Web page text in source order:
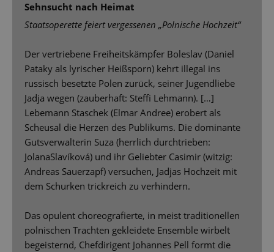
Sehnsucht nach Heimat
Staatsoperette feiert vergessenen „Polnische Hochzeit“
Der vertriebene Freiheitskämpfer Boleslav (Daniel
Pataky als lyrischer Heißsporn) kehrt illegal ins
russisch besetzte Polen zurück, seiner Jugendliebe
Jadja wegen (zauberhaft: Stefﬁ Lehmann). […]
Lebemann Staschek (Elmar Andree) erobert als
Scheusal die Herzen des Publikums. Die dominante
Gutsverwalterin Suza (herrlich durchtrieben:
JolanaSlavíková) und ihr Geliebter Casimir (witzig:
Andreas Sauerzapf) versuchen, Jadjas Hochzeit mit
dem Schurken trickreich zu verhindern.
Das opulent choreograﬁerte, in meist traditionellen
polnischen Trachten gekleidete Ensemble wirbelt
begeisternd, Chefdirigent Johannes Pell formt die